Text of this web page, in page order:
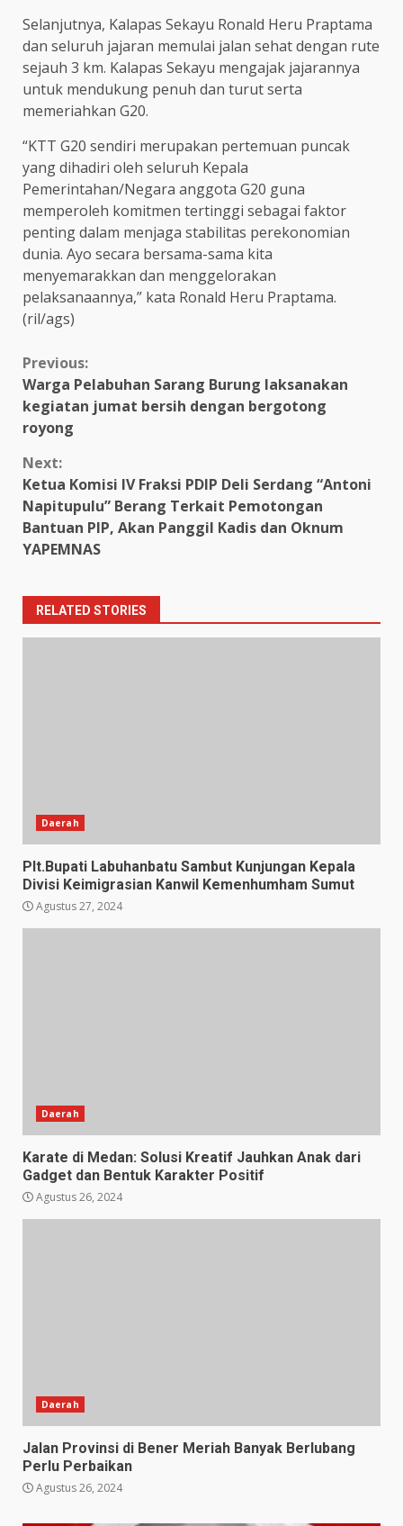
Selanjutnya, Kalapas Sekayu Ronald Heru Praptama
dan seluruh jajaran memulai jalan sehat dengan rute
sejauh 3 km. Kalapas Sekayu mengajak jajarannya
untuk mendukung penuh dan turut serta
memeriahkan G20.
“KTT G20 sendiri merupakan pertemuan puncak
yang dihadiri oleh seluruh Kepala
Pemerintahan/Negara anggota G20 guna
memperoleh komitmen tertinggi sebagai faktor
penting dalam menjaga stabilitas perekonomian
dunia. Ayo secara bersama-sama kita
menyemarakkan dan menggelorakan
pelaksanaannya,” kata Ronald Heru Praptama.
(ril/ags)
Continue
Reading
Previous:
Warga Pelabuhan Sarang Burung laksanakan
kegiatan jumat bersih dengan bergotong
royong
Next:
Ketua Komisi IV Fraksi PDIP Deli Serdang “Antoni
Napitupulu” Berang Terkait Pemotongan
Bantuan PIP, Akan Panggil Kadis dan Oknum
YAPEMNAS
RELATED STORIES
Daerah
Plt.Bupati Labuhanbatu Sambut Kunjungan Kepala
Divisi Keimigrasian Kanwil Kemenhumham Sumut
Agustus 27, 2024
Daerah
Karate di Medan: Solusi Kreatif Jauhkan Anak dari
Gadget dan Bentuk Karakter Positif
Agustus 26, 2024
Daerah
Jalan Provinsi di Bener Meriah Banyak Berlubang
Perlu Perbaikan
Agustus 26, 2024